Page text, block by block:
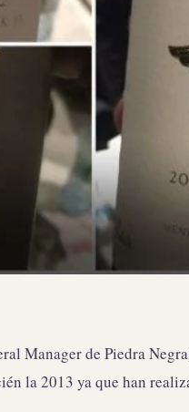
Manager de Piedra
la 2013 ya que han